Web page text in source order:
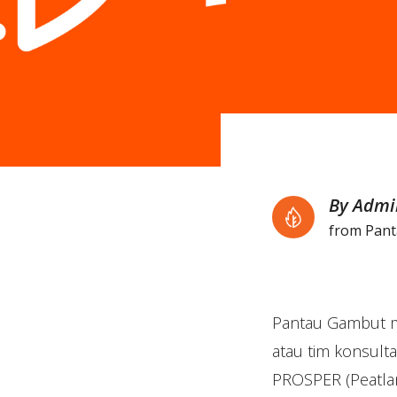
By
from
Pantau Gambut
atau tim
PROSPER